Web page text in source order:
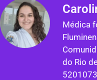
Médica
do Rio